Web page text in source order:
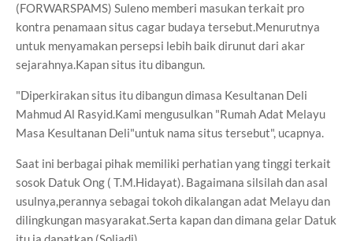
(FORWARSPAMS) Suleno memberi masukan terkait pro
kontra penamaan situs cagar budaya tersebut.Menurutnya
untuk menyamakan persepsi lebih baik dirunut dari akar
sejarahnya.Kapan situs itu dibangun.
"Diperkirakan situs itu dibangun dimasa Kesultanan Deli
Mahmud Al Rasyid.Kami mengusulkan "Rumah Adat Melayu
Masa Kesultanan Deli"untuk nama situs tersebut", ucapnya.
Saat ini berbagai pihak memiliki perhatian yang tinggi terkait
sosok Datuk Ong ( T.M.Hidayat). Bagaimana silsilah dan asal
usulnya,perannya sebagai tokoh dikalangan adat Melayu dan
dilingkungan masyarakat.Serta kapan dan dimana gelar Datuk